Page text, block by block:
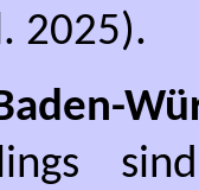
2025).